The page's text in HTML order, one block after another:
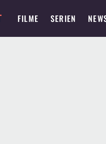
FILME SERIEN